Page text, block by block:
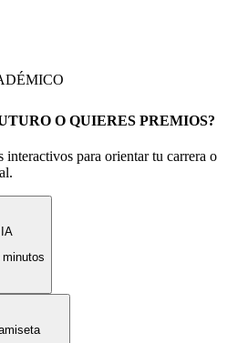
O QUIERES PREMIOS?
interactivos para orientar tu carrera o